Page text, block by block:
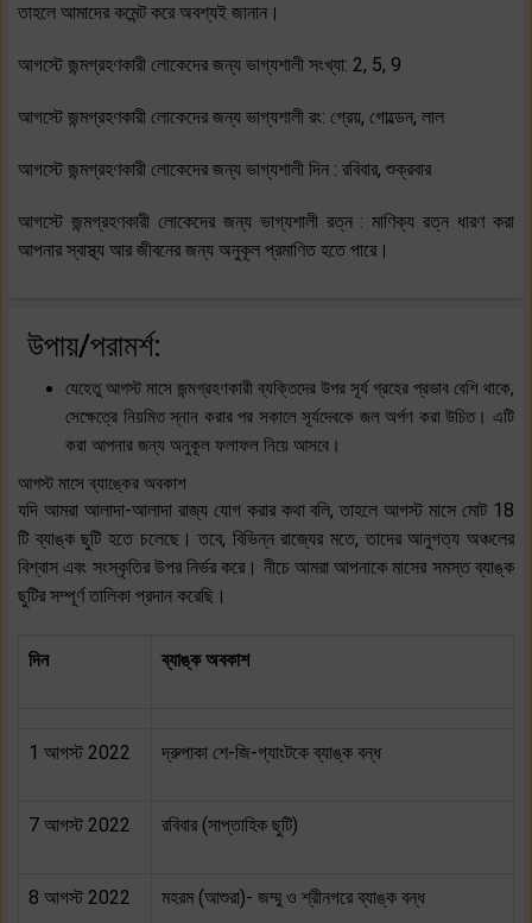
তাহলে আমাদের কমেন্ট করে অবশ্যই জানান।
আগস্টে জন্মগ্রহণকারী লোকেদের জন্য ভাগ্যশালী সংখ্যা: 2, 5, 9
আগস্টে জন্মগ্রহণকারী লোকেদের জন্য ভাগ্যশালী রং: গ্রেয়, গোল্ডেন, লাল
আগস্টে জন্মগ্রহণকারী লোকেদের জন্য ভাগ্যশালী দিন : রবিবার, শুক্রবার
আগস্টে জন্মগ্রহণকারী লোকেদের জন্য ভাগ্যশালী রত্ন : মাণিক্য রত্ন ধারণ করা
আপনার স্বাস্থ্য আর জীবনের জন্য অনুকূল প্রমাণিত হতে পারে।
উপায়/পরামর্শ:
যেহেতু আগস্ট মাসে জন্মগ্রহণকারী ব্যক্তিদের উপর সূর্য গ্রহের প্রভাব বেশি থাকে,
সেক্ষেত্রে নিয়মিত স্নান করার পর সকালে সূর্যদেবকে জল অর্পণ করা উচিত। এটি
করা আপনার জন্য অনুকূল ফলাফল নিয়ে আসবে।
আগস্ট মাসে ব্যাঙ্কের অবকাশ
যদি আমরা আলাদা-আলাদা রাজ্য যোগ করার কথা বলি, তাহলে আগস্ট মাসে মোট 18
টি ব্যাঙ্ক ছুটি হতে চলেছে। তবে, বিভিন্ন রাজ্যের মতে, তাদের আনুগত্য অঞ্চলের
বিশ্বাস এবং সংস্কৃতির উপর নির্ভর করে। নীচে আমরা আপনাকে মাসের সমস্ত ব্যাঙ্ক
ছুটির সম্পূর্ণ তালিকা প্রদান করেছি।
দিন ব্যাঙ্ক অবকাশ
1 আগস্ট 2022 দ্রুপাকা শে-জি-গ্যাংটকে ব্যাঙ্ক বন্ধ
7 আগস্ট 2022 রবিবার (সাপ্তাহিক ছুটি)
8 আগস্ট 2022 মহরম (আশুরা)- জম্মু ও শ্রীনগরে ব্যাঙ্ক বন্ধ